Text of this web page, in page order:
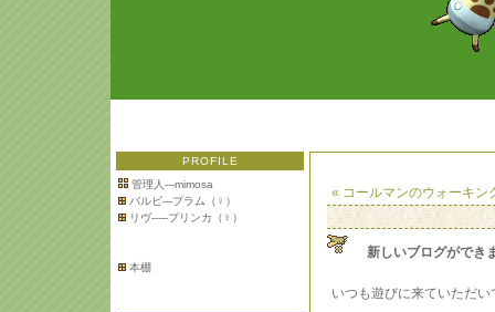
PROFILE
管理人---mimosa
バルビ---プラム（♀）
リヴ-----プリンカ（♀）
本棚
« コールマンのウォーキン
新しいブログができ
いつも遊びに来ていただ